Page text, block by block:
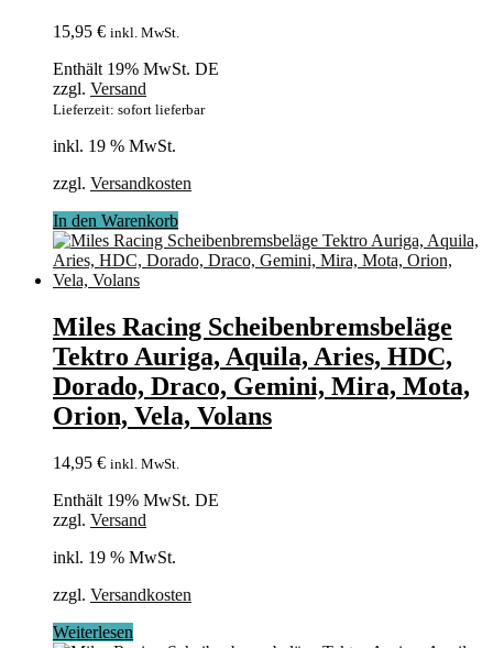
15,95 € inkl. MwSt.
Enthält 19% MwSt. DE
zzgl. Versand
Lieferzeit: sofort lieferbar
inkl. 19 % MwSt.
zzgl. Versandkosten
In den Warenkorb
Miles Racing Scheibenbremsbeläge
Tektro Auriga, Aquila, Aries, HDC,
Dorado, Draco, Gemini, Mira, Mota,
Orion, Vela, Volans
14,95 € inkl. MwSt.
Enthält 19% MwSt. DE
zzgl. Versand
inkl. 19 % MwSt.
zzgl. Versandkosten
Weiterlesen